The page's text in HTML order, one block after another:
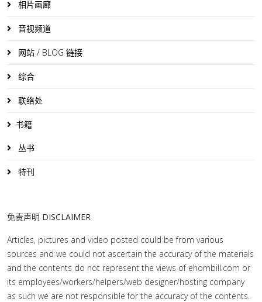
相片画廊
音视频道
网站 / BLOG 链接
综合
联络处
书籍
丛书
特刊
免责声明 DISCLAIMER
Articles, pictures and video posted could be from various
sources and we could not ascertain the accuracy of the materials
and the contents do not represent the views of ehornbill.com or
its employees/workers/helpers/web designer/hosting company
as such we are not responsible for the accuracy of the contents.